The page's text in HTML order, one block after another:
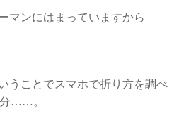
マンにはまっていますから
うことでスマホで折り方を調べ
……。